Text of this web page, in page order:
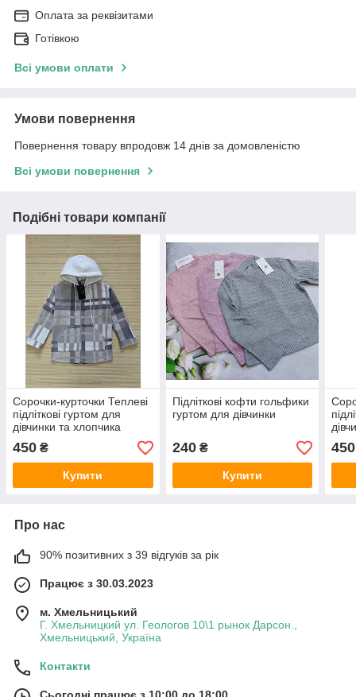
Оплата за реквізитами
Готівкою
Всі умови оплати
Умови повернення
Повернення товару впродовж 14 днів за домовленістю
Всі умови повернення
Подібні товари компанії
Сорочки-курточки Теплеві
підліткові гуртом для
дівчинки та хлопчика
450 ₴
Купити
Підліткові кофти гольфики
гуртом для дівчинки
240₴
Купити
450
Про нас
90% позитивних з 39 відгуків за рік
Працює з 30.03.2023
м. Хмельницький
Г. Хмельницкий ул. Геологов 10\1 рынок Дарсон.,
Хмельницький, Україна
Контакти